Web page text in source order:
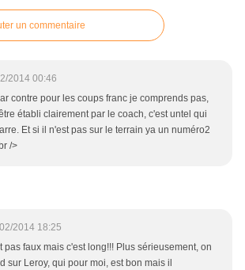
un commentaire
2014 00:46
contre pour les coups franc je comprends pas,
établi clairement par le coach, c'est untel qui
Et si il n'est pas sur le terrain ya un numéro2
/>
2014 18:25
pas faux mais c'est long!!! Plus sérieusement, on
sur Leroy, qui pour moi, est bon mais il